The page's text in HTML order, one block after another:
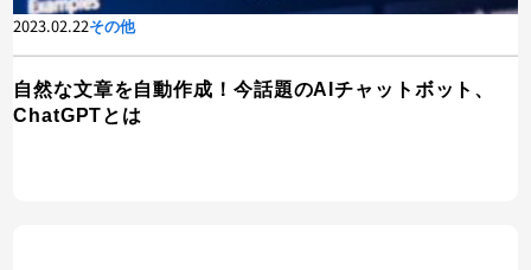
2023.02.22その他
自然な文章を自動作成！今話題のAIチャットボット、
ChatGPTとは